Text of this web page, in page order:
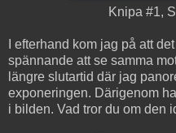
Knipa #1,
I efterhand kom jag på att
spännande att se samma
längre slutartid där jag
exponeringen. Därigenom
i bilden. Vad tror du om den